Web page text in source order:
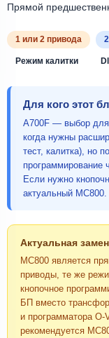
Прямой
1 или 2 привода
Режим калитки
Для кого этот
A700F — выбор для
когда нужны
тест, калитка), но
программирование
Если нужно
актуальный MC800.
Актуальная
MC800 является
приводы, те же
кнопочное
БП вместо
и программатора
рекомендуется